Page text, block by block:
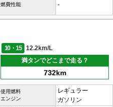
燃費性能 -
10・15
12.2km/L
満タンでどこまで走る？
732km
使用燃料
エンジン
レギュラー
ガソリン